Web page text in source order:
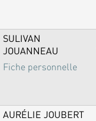
SULIVAN
JOUANNEAU
Fiche personnelle
AURÉLIE JOUBERT